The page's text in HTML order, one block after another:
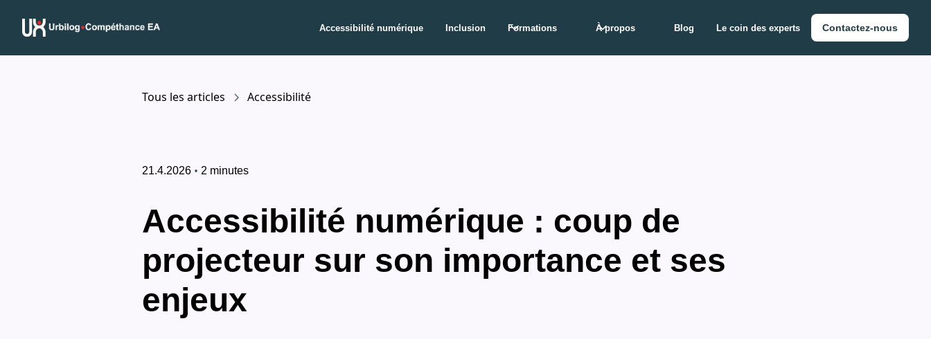
Accessibilité numérique Inclusion Formations À propos Blog Le coin des experts Contactez-nous
Tous les articles Accessibilité
21.4.2026 • 2 minutes
Accessibilité numérique : coup de
projecteur sur son importance et ses
enjeux